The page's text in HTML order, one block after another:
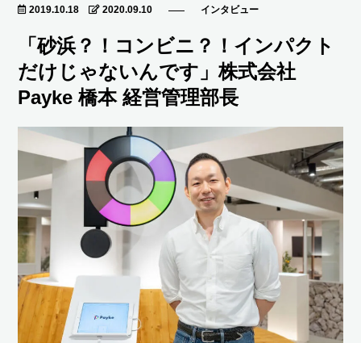
2019.10.18 2020.09.10 インタビュー
「砂浜？！コンビニ？！インパクト
だけじゃないんです」株式会社
Payke 橋本 経営管理部長